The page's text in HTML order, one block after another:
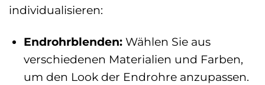
individualisieren:
Endrohrblenden:Wählen Sie aus
verschiedenen Materialien und Farben,
um den Look der Endrohre anzupassen.